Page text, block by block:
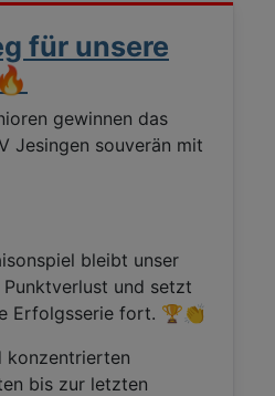
für unsere
gewinnen das
Jesingen souverän mit
bleibt unser
und setzt
Erfolgsserie fort. 🏆👏
konzentrierten
bis zur letzten